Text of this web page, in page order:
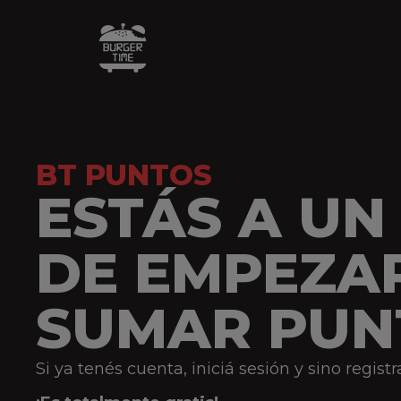
BT PUNTOS
ESTÁS A
DE
SUMAR
Si ya tenés cuenta, iniciá sesión y sino